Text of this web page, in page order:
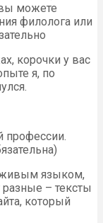
можете
филолога или
корочки у вас
я, по
профессии.
живым языком,
– тексты
который